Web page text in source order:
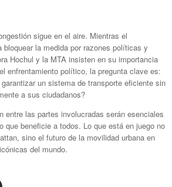
sigue en el aire. Mientras el
bloquear la medida por razones políticas y
Hochul y la MTA insisten en su importancia
enfrentamiento político, la pregunta clave es:
un sistema de transporte eficiente sin
a sus ciudadanos?
entre las partes involucradas serán esenciales
que beneficie a todos. Lo que está en juego no
sino el futuro de la movilidad urbana en
del mundo.